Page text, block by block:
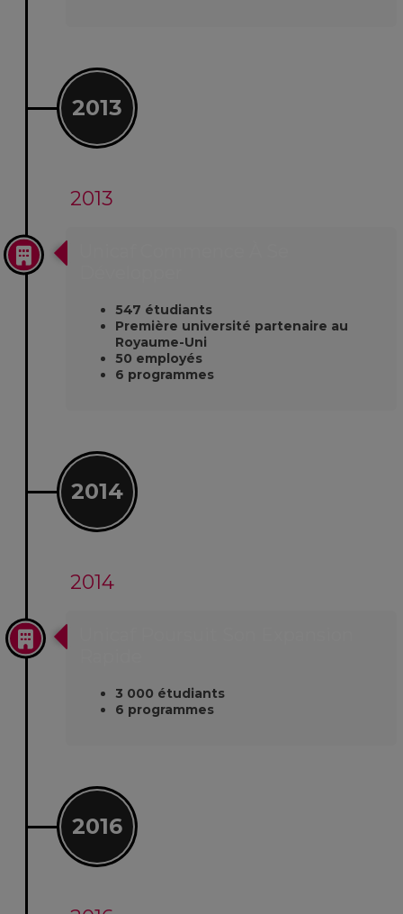
2013
2013
547 étudiants
Première université partenaire au
Royaume-Uni
50 employés
6 programmes
2014
2014
3 000 étudiants
6 programmes
2016